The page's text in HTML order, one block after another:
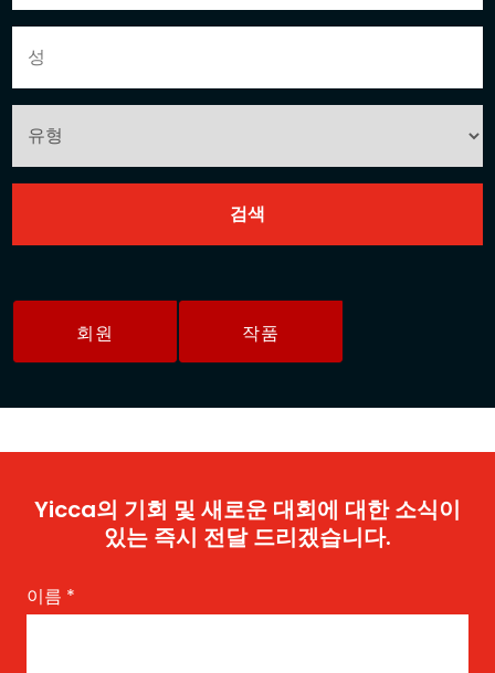
회원 작품
Yicca의 기회 및 새로운 대회에 대한 소식이
있는 즉시 전달 드리겠습니다.
이름 *